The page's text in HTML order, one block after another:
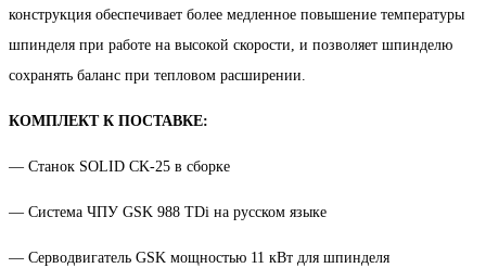
конструкция обеспечивает более медленное повышение температуры
шпинделя при работе на высокой скорости, и позволяет шпинделю
сохранять баланс при тепловом расширении.
КОМПЛЕКТ К ПОСТАВКЕ:
— Станок SOLID CK-25 в сборке
— Cистема ЧПУ GSK 988 TDi на русском языке
— Серводвигатель GSK мощностью 11 кВт для шпинделя